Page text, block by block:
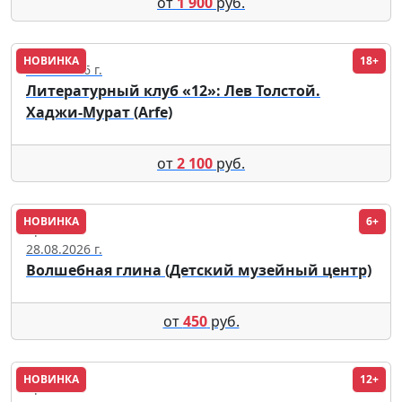
НОВИНКА 18+
25.09.2026 г.
Литературный клуб «12»: Лев Толстой.
Хаджи-Мурат (Arfe)
от2 100 руб.
НОВИНКА 6+
Кремль
28.08.2026 г.
Волшебная глина (Детский музейный центр)
от450руб.
НОВИНКА 12+
Кремль